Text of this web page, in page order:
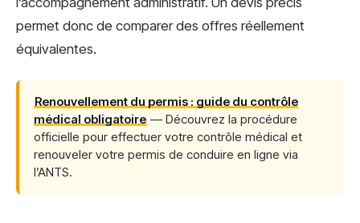
permet donc de comparer des offres réellement
équivalentes.
Renouvellement du permis : guide du contrôle
médical obligatoire — Découvrez la procédure
officielle pour effectuer votre contrôle médical et
renouveler votre permis de conduire en ligne via
l’ANTS.